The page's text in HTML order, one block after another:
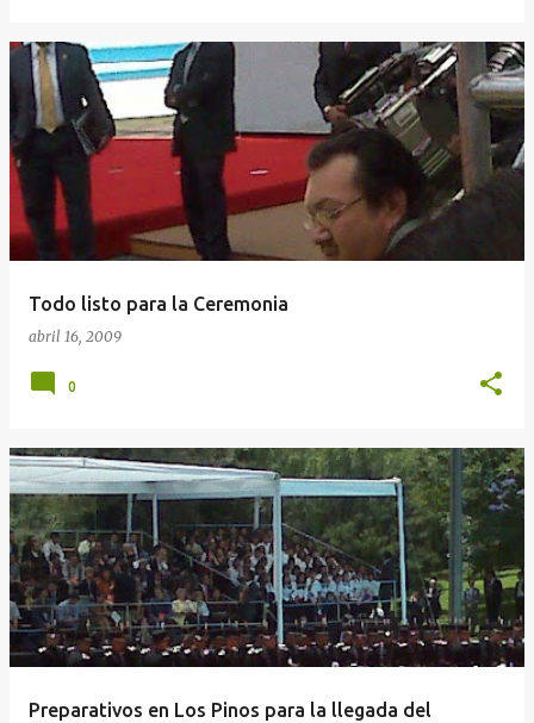
Todo listo para la Ceremonia
abril 16, 2009
0
Preparativos en Los Pinos para la llegada del